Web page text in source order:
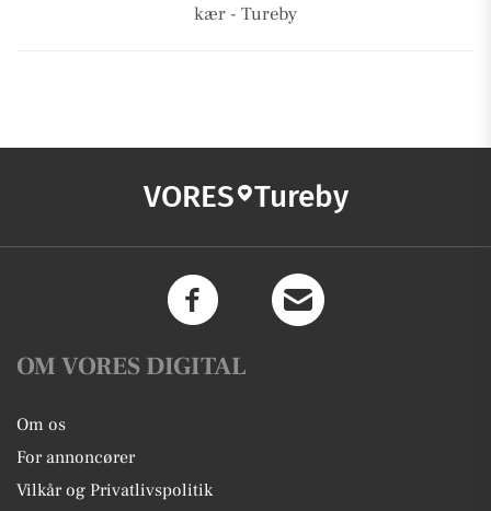
kær - Tureby
VORES Tureby
OM VORES DIGITAL
Om os
For annoncører
Vilkår og Privatlivspolitik